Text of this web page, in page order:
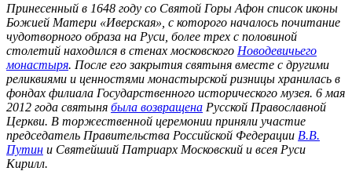
Принесенный в 1648 году со Святой Горы Афон список иконы
Божией Матери «Иверская», с которого началось почитание
чудотворного образа на Руси, более трех с половиной
столетий находился в стенах московского Новодевичьего
монастыря. После его закрытия святыня вместе с другими
реликвиями и ценностями монастырской ризницы хранилась в
фондах филиала Государственного исторического музея. 6 мая
2012 года святыня была возвращена Русской Православной
Церкви. В торжественной церемонии приняли участие
председатель Правительства Российской Федерации В.В.
Путин и Святейший Патриарх Московский и всея Руси
Кирилл.